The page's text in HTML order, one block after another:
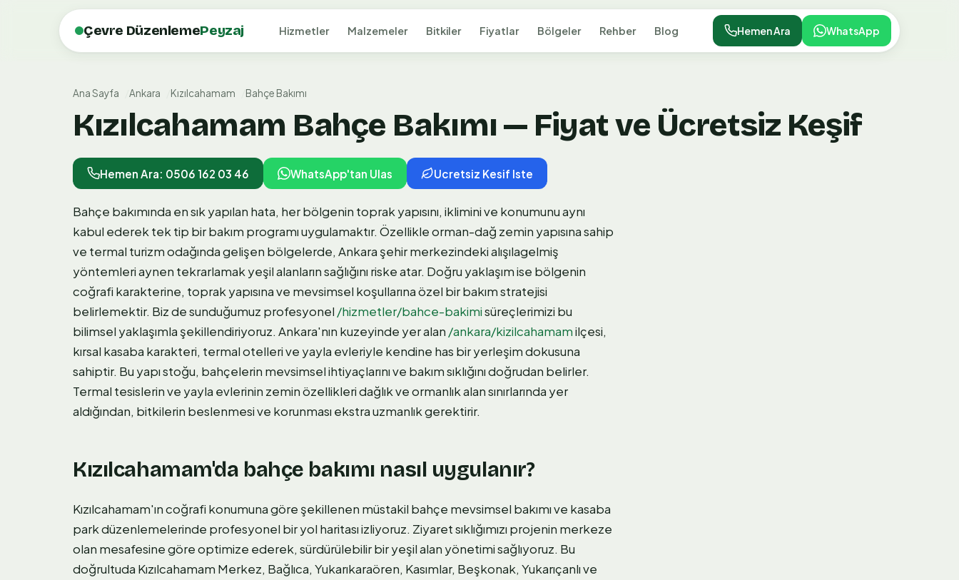
Çevre DüzenlemePeyzaj Hizmetler Malzemeler Bitkiler Fiyatlar Bölgeler Rehber Blog Hemen Ara WhatsApp
Ana Sayfa Ankara Kızılcahamam Bahçe Bakımı
Kızılcahamam Bahçe Bakımı — Fiyat ve Ücretsiz Keşif
Hemen Ara: 0506 162 03 46 WhatsApp'tan Ulas Ucretsiz Kesif Iste
Bahçe bakımında en sık yapılan hata, her bölgenin toprak yapısını, iklimini ve konumunu aynı
kabul ederek tek tip bir bakım programı uygulamaktır. Özellikle orman-dağ zemin yapısına sahip
ve termal turizm odağında gelişen bölgelerde, Ankara şehir merkezindeki alışılagelmiş
yöntemleri aynen tekrarlamak yeşil alanların sağlığını riske atar. Doğru yaklaşım ise bölgenin
coğrafi karakterine, toprak yapısına ve mevsimsel koşullarına özel bir bakım stratejisi
belirlemektir. Biz de sunduğumuz profesyonel /hizmetler/bahce-bakimisüreçlerimizi bu
bilimsel yaklaşımla şekillendiriyoruz. Ankara'nın kuzeyinde yer alan /ankara/kizilcahamamilçesi,
kırsal kasaba karakteri, termal otelleri ve yayla evleriyle kendine has bir yerleşim dokusuna
sahiptir. Bu yapı stoğu, bahçelerin mevsimsel ihtiyaçlarını ve bakım sıklığını doğrudan belirler.
Termal tesislerin ve yayla evlerinin zemin özellikleri dağlık ve ormanlık alan sınırlarında yer
aldığından, bitkilerin beslenmesi ve korunması ekstra uzmanlık gerektirir.
Kızılcahamam'da bahçe bakımı nasıl uygulanır?
Kızılcahamam'ın coğrafi konumuna göre şekillenen müstakil bahçe mevsimsel bakımı ve kasaba
park düzenlemelerinde profesyonel bir yol haritası izliyoruz. Ziyaret sıklığımızı projenin merkeze
olan mesafesine göre optimize ederek, sürdürülebilir bir yeşil alan yönetimi sağlıyoruz. Bu
doğrultuda Kızılcahamam Merkez, Bağlıca, Yukarıkaraören, Kasımlar, Beşkonak, Yukarıçanlı ve